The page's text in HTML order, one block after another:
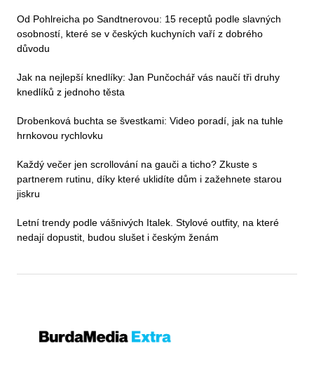
Od Pohlreicha po Sandtnerovou: 15 receptů podle slavných
osobností, které se v českých kuchyních vaří z dobrého
důvodu
Jak na nejlepší knedlíky: Jan Punčochář vás naučí tři druhy
knedlíků z jednoho těsta
Drobenková buchta se švestkami: Video poradí, jak na tuhle
hrnkovou rychlovku
Každý večer jen scrollování na gauči a ticho? Zkuste s
partnerem rutinu, díky které uklidíte dům i zažehnete starou
jiskru
Letní trendy podle vášnivých Italek. Stylové outfity, na které
nedají dopustit, budou slušet i českým ženám